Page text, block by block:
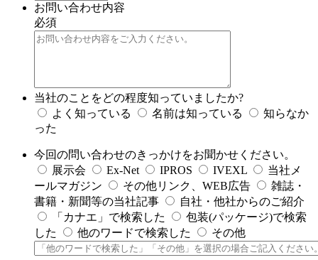
お問い合わせ内容
必須
当社のことをどの程度知っていましたか?
よく知っている
名前は知っている
知らなか
った
今回の問い合わせのきっかけをお聞かせください。
展示会
Ex-Net IPROS IVEXL
当社メ
ールマガジン
その他リンク、WEB広告
雑誌・
書籍・新聞等の当社記事
自社・他社からのご紹介
「カナエ」で検索した
包装(パッケージ)で検索
した
他のワードで検索した その他